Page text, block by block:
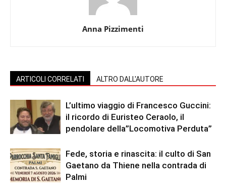
Anna Pizzimenti
ARTICOLI CORRELATI ALTRO DALL'AUTORE
L’ultimo viaggio di Francesco Guccini:
il ricordo di Euristeo Ceraolo, il
pendolare della”Locomotiva Perduta”
Fede, storia e rinascita: il culto di San
Gaetano da Thiene nella contrada di
Palmi